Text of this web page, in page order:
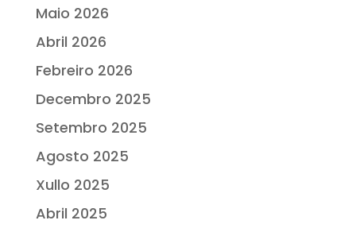
Maio 2026
Abril 2026
Febreiro 2026
Decembro 2025
Setembro 2025
Agosto 2025
Xullo 2025
Abril 2025